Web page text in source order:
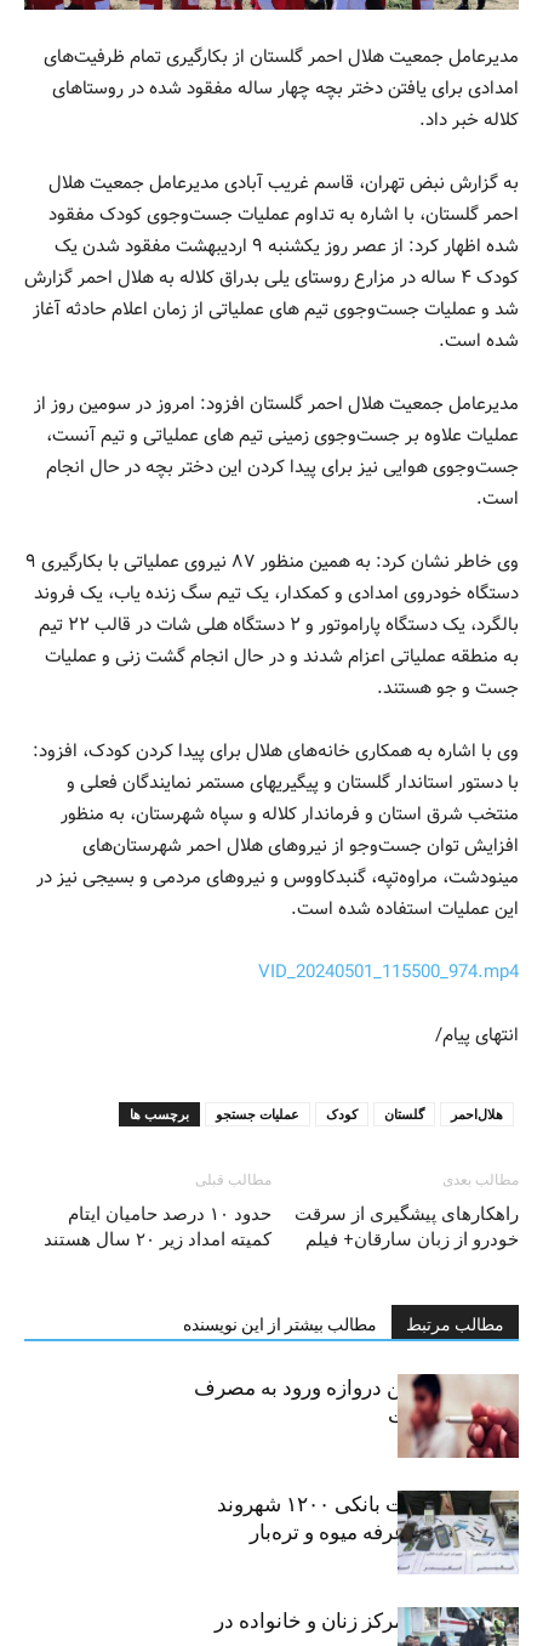
مدیرعامل جمعیت هلال احمر گلستان از بکارگیری تمام ظرفیت‌های
امدادی برای یافتن دختر بچه چهار ساله مفقود شده در روستاهای
کلاله خبر داد.
به گزارش نبض تهران، قاسم غریب آبادی مدیرعامل جمعیت هلال
احمر گلستان، با اشاره به تداوم عملیات جست‌وجوی کودک مفقود
شده اظهار کرد: از عصر روز یکشنبه ۹ اردیبهشت مفقود شدن یک
کودک ۴ ساله در مزارع روستای یلی بدراق کلاله به هلال احمر گزارش
شد و عملیات جست‌وجوی تیم های عملیاتی از زمان اعلام حادثه آغاز
شده است.
مدیرعامل جمعیت هلال احمر گلستان افزود: امروز در سومین روز از
عملیات علاوه بر جست‌وجوی زمینی تیم های عملیاتی و تیم آنست،
جست‌وجوی هوایی نیز برای پیدا کردن این دختر بچه در حال انجام
است.
وی خاطر نشان کرد: به همین منظور ۸۷ نیروی عملیاتی با بکارگیری ۹
دستگاه خودروی امدادی و کمکدار، یک تیم سگ زنده یاب، یک فروند
بالگرد، یک دستگاه پاراموتور و ۲ دستگاه هلی شات در قالب ۲۲ تیم
به منطقه عملیاتی اعزام شدند و در حال انجام گشت زنی و عملیات
جست و جو هستند.
وی با اشاره به همکاری خانه‌های هلال برای پیدا کردن کودک، افزود:
با دستور استاندار گلستان و پیگیریهای مستمر نمایندگان فعلی و
منتخب شرق استان و فرماندار کلاله و سپاه شهرستان، به منظور
افزایش توان جست‌وجو ‌از نیروهای هلال احمر شهرستان‌های
مینودشت، مراوه‌تپه، گنبدکاووس و نیروهای مردمی و بسیجی نیز در
این عملیات استفاده شده است.
VID_20240501_115500_974.mp4
انتهای پیام/
برچسب ها عملیات جستجو کودک گلستان هلال‌احمر
مطالب قبلی
حدود ۱۰ درصد حامیان ایتام
کمیته امداد زیر ۲۰ سال هستند
مطالب بعدی
راهکارهای پیشگیری از سرقت
خودرو از زبان سارقان+ فیلم
مطالب مرتبط مطالب بیشتر از این نویسنده
سیگار، مهمترین دروازه ورود به مصرف
موادمخدر است
افشای اطلاعات بانکی ۱۲۰۰ شهروند
تهرانی در یک غرفه میوه و تره‌بار
روایت حضور مرکز زنان و خانواده در